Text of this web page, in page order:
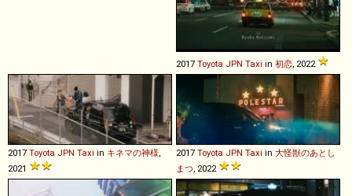
2017 Toyota JPN Taxi in 初恋, 2022
2017 Toyota JPN Taxi in キネマの神様,
2021
2017 Toyota JPN Taxi in 大怪獣のあとし
まつ, 2022